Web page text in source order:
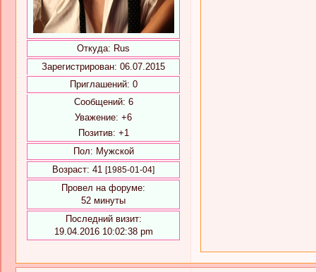
Откуда: Rus
Зарегистрирован: 06.07.2015
Приглашений: 0
Сообщений: 6
Уважение: +6
Позитив: +1
Пол: Мужской
Возраст: 41 [1985-01-04]
Провел на форуме:
52 минуты
Последний визит:
19.04.2016 10:02:38 pm